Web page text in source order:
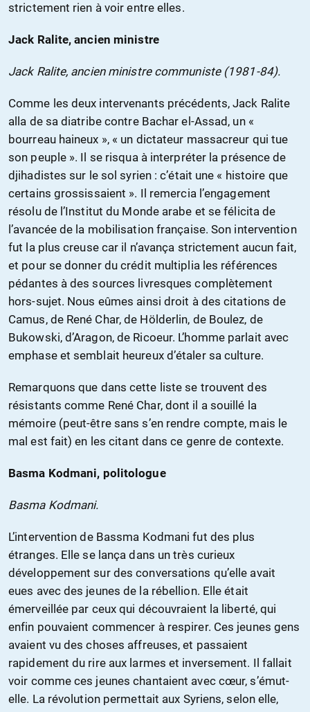
strictement rien à voir entre elles.
Jack Ralite, ancien ministre
Jack Ralite, ancien ministre communiste (1981-84).
Comme les deux intervenants précédents, Jack Ralite
alla de sa diatribe contre Bachar el-Assad, un «
bourreau haineux », « un dictateur massacreur qui tue
son peuple ». Il se risqua à interpréter la présence de
djihadistes sur le sol syrien : c’était une « histoire que
certains grossissaient ». Il remercia l’engagement
résolu de l’Institut du Monde arabe et se félicita de
l’avancée de la mobilisation française. Son intervention
fut la plus creuse car il n’avança strictement aucun fait,
et pour se donner du crédit multiplia les références
pédantes à des sources livresques complètement
hors-sujet. Nous eûmes ainsi droit à des citations de
Camus, de René Char, de Hölderlin, de Boulez, de
Bukowski, d’Aragon, de Ricoeur. L’homme parlait avec
emphase et semblait heureux d’étaler sa culture.
Remarquons que dans cette liste se trouvent des
résistants comme René Char, dont il a souillé la
mémoire (peut-être sans s’en rendre compte, mais le
mal est fait) en les citant dans ce genre de contexte.
Basma Kodmani, politologue
Basma Kodmani.
L’intervention de Bassma Kodmani fut des plus
étranges. Elle se lança dans un très curieux
développement sur des conversations qu’elle avait
eues avec des jeunes de la rébellion. Elle était
émerveillée par ceux qui découvraient la liberté, qui
enfin pouvaient commencer à respirer. Ces jeunes gens
avaient vu des choses affreuses, et passaient
rapidement du rire aux larmes et inversement. Il fallait
voir comme ces jeunes chantaient avec cœur, s’émut-
elle. La révolution permettait aux Syriens, selon elle,